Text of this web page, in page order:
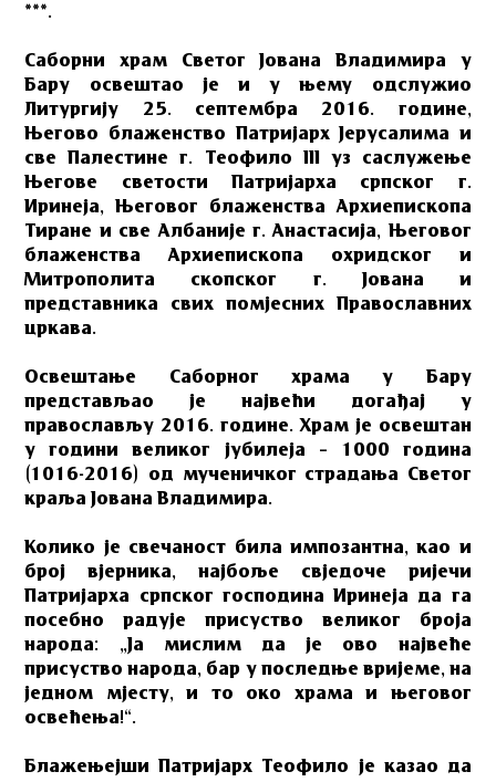
***.
Саборни храм Светог Јована Владимира у
Бару освештао је и у њему одслужио
Литургију 25. септембра 2016. године,
Његово блаженство Патријарх Јерусалима и
све Палестине г. Теофило III уз саслужење
Његове светости Патријарха српског г.
Иринеја, Његовог блаженства Архиепископа
Тиране и све Албаније г. Анастасија, Његовог
блаженства Архиепископа охридског и
Митрополита скопског г. Јована и
представника свих помјесних Православних
цркава.
Освештање Саборног храма у Бару
представљао је највећи догађај у
православљу 2016. године. Храм је освештан
у години великог јубилеја – 1000 година
(1016-2016) од мученичког страдања Светог
краља Јована Владимира.
Колико је свечаност била импозантна, као и
број вјерника, најбоље свједоче ријечи
Патријарха српског господина Иринеја да га
посебно радује присуство великог броја
народа: „Ја мислим да је ово највеће
присуство народа, бар у последње вријеме, на
једном мјесту, и то око храма и његовог
освећења!“.
Блажењејши Патријарх Теофило је казао да